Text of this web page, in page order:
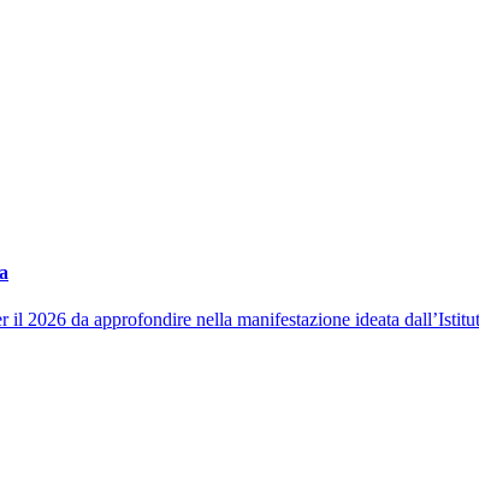
il 2026 da approfondire nella manifestazione ideata